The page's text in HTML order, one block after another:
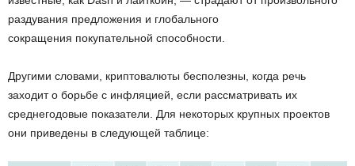
раздувания предложения и глобального
сокращения покупательной способности.
Другими словами, криптовалюты бесполезны, когда речь
заходит о борьбе с инфляцией, если рассматривать их
среднегодовые показатели. Для некоторых крупных проектов
они приведены в следующей таблице: